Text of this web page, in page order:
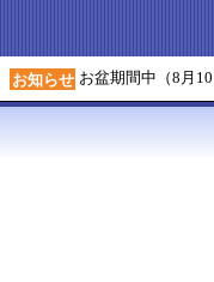
お知らせ お盆期間中（8月